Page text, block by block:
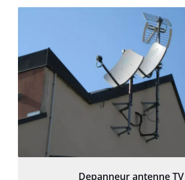
Depanneur antenne TV